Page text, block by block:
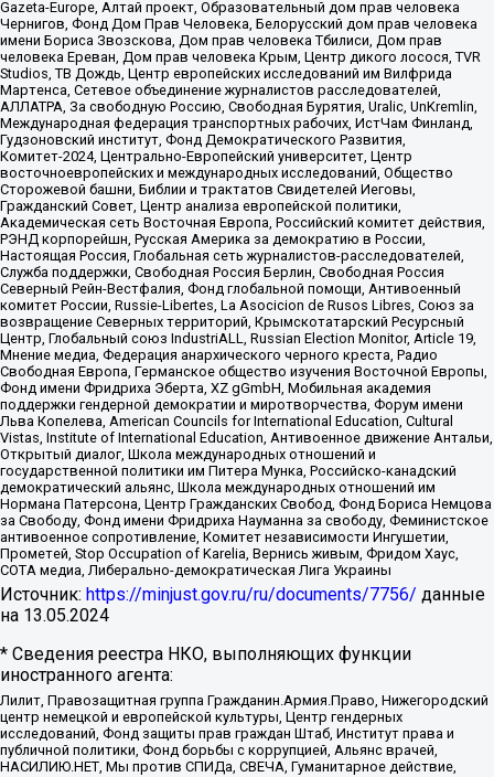
Gazeta-Europe, Алтай проект, Образовательный дом прав человека
Чернигов, Фонд Дом Прав Человека, Белорусский дом прав человека
имени Бориса Звозскова, Дом прав человека Тбилиси, Дом прав
человека Ереван, Дом прав человека Крым, Центр дикого лосося, TVR
Studios, ТВ Дождь, Центр европейских исследований им Вилфрида
Мартенса, Сетевое объединение журналистов расследователей,
АЛЛАТРА, За свободную Россию, Свободная Бурятия, Uralic, UnKremlin,
Международная федерация транспортных рабочих, ИстЧам Финланд,
Гудзоновский институт, Фонд Демократического Развития,
Комитет-2024, Центрально-Европейский университет, Центр
восточноевропейских и международных исследований, Общество
Сторожевой башни, Библии и трактатов Свидетелей Иеговы,
Гражданский Совет, Центр анализа европейской политики,
Академическая сеть Восточная Европа, Российский комитет действия,
РЭНД корпорейшн, Русская Америка за демократию в России,
Настоящая Россия, Глобальная сеть журналистов-расследователей,
Служба поддержки, Свободная Россия Берлин, Свободная Россия
Северный Рейн-Вестфалия, Фонд глобальной помощи, Антивоенный
комитет России, Russie-Libertes, La Asocicion de Rusos Libres, Союз за
возвращение Северных территорий, Крымскотатарский Ресурсный
Центр, Глобальный союз IndustriALL, Russian Election Monitor, Article 19,
Мнение медиа, Федерация анархического черного креста, Радио
Свободная Европа, Германское общество изучения Восточной Европы,
Фонд имени Фридриха Эберта, XZ gGmbH, Мобильная академия
поддержки гендерной демократии и миротворчества, Форум имени
Льва Копелева, American Councils for International Education, Cultural
Vistas, Institute of International Education, Антивоенное движение Антальи,
Открытый диалог, Школа международных отношений и
государственной политики им Питера Мунка, Российско-канадский
демократический альянс, Школа международных отношений им
Нормана Патерсона, Центр Гражданских Свобод, Фонд Бориса Немцова
за Свободу, Фонд имени Фридриха Науманна за свободу, Феминистское
антивоенное сопротивление, Комитет независимости Ингушетии,
Прометей, Stop Occupation of Karelia, Вернись живым, Фридом Хаус,
СОТА медиа, Либерально-демократическая Лига Украины
Источник: https://minjust.gov.ru/ru/documents/7756/ данные
на 13.05.2024
* Сведения реестра НКО, выполняющих функции
иностранного агента:
Лилит, Правозащитная группа Гражданин.Армия.Право, Нижегородский
центр немецкой и европейской культуры, Центр гендерных
исследований, Фонд защиты прав граждан Штаб, Институт права и
публичной политики, Фонд борьбы с коррупцией, Альянс врачей,
НАСИЛИЮ.НЕТ, Мы против СПИДа, СВЕЧА, Гуманитарное действие,